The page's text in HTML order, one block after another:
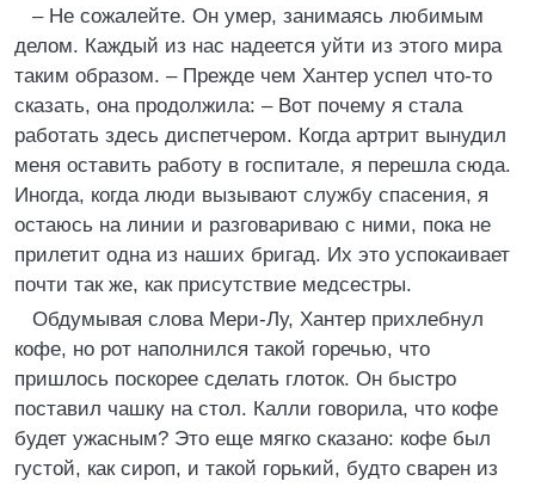
– Не сожалейте. Он умер, занимаясь любимым
делом. Каждый из нас надеется уйти из этого мира
таким образом. – Прежде чем Хантер успел что-то
сказать, она продолжила: – Вот почему я стала
работать здесь диспетчером. Когда артрит вынудил
меня оставить работу в госпитале, я перешла сюда.
Иногда, когда люди вызывают службу спасения, я
остаюсь на линии и разговариваю с ними, пока не
прилетит одна из наших бригад. Их это успокаивает
почти так же, как присутствие медсестры.
Обдумывая слова Мери-Лу, Хантер прихлебнул
кофе, но рот наполнился такой горечью, что
пришлось поскорее сделать глоток. Он быстро
поставил чашку на стол. Калли говорила, что кофе
будет ужасным? Это еще мягко сказано: кофе был
густой, как сироп, и такой горький, будто сварен из